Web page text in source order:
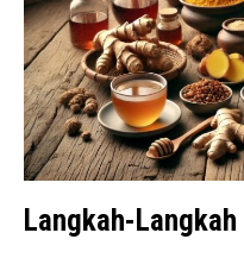
Langkah-